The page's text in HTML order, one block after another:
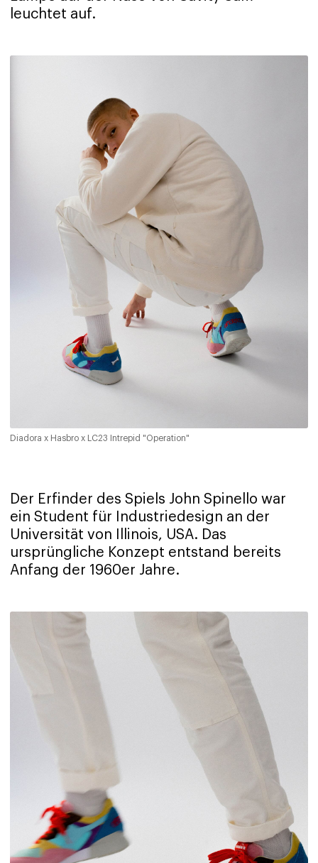
leuchtet auf.
Diadora x Hasbro x LC23 Intrepid "Operation"
Der Erfinder des Spiels John Spinello war
ein Student für Industriedesign an der
Universität von Illinois, USA. Das
ursprüngliche Konzept entstand bereits
Anfang der 1960er Jahre.